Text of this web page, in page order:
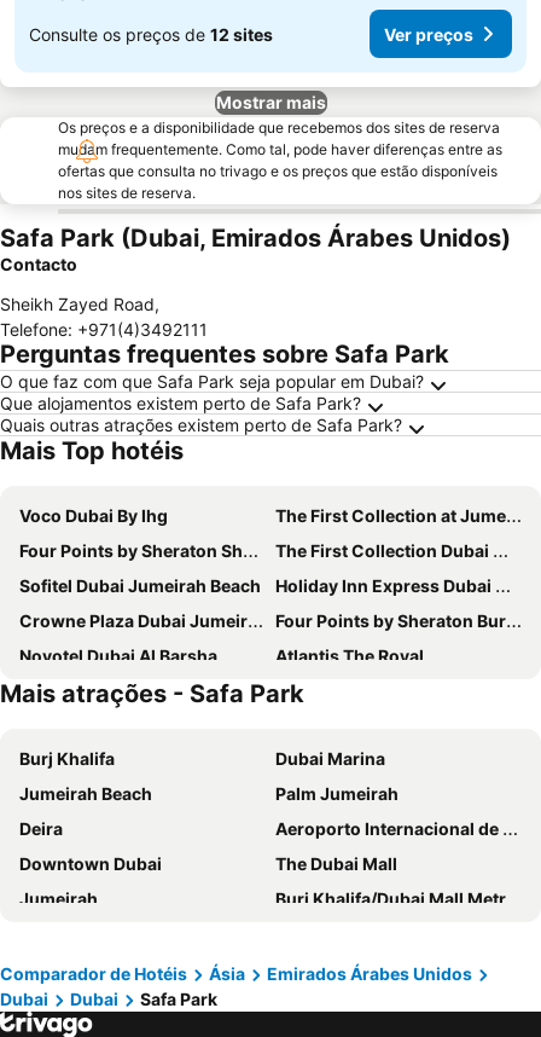
Consulte os preços de 12 sites Ver preços
Mostrar mais
Os preços e a disponibilidade que recebemos dos sites de reserva
mudam frequentemente. Como tal, pode haver diferenças entre as
ofertas que consulta no trivago e os preços que estão disponíveis
nos sites de reserva.
Safa Park (Dubai, Emirados Árabes Unidos)
Contacto
Sheikh Zayed Road,
Telefone: +971(4)3492111
Perguntas frequentes sobre Safa Park
O que faz com que Safa Park seja popular em Dubai?
Que alojamentos existem perto de Safa Park?
Quais outras atrações existem perto de Safa Park?
Mais Top hotéis
Voco Dubai By Ihg
The First Collection at Jumeirah Village Circle, a Tribute Portfolio Hotel
Four Points by Sheraton Sheikh Zayed Road, Dubai
The First Collection Dubai Marina
Sofitel Dubai Jumeirah Beach
Holiday Inn Express Dubai Airport By Ihg
Crowne Plaza Dubai Jumeirah By Ihg
Four Points by Sheraton Bur Dubai
Novotel Dubai Al Barsha
Atlantis The Royal
JW Marriott Marquis Hotel Dubai
Burj Al Arab Jumeirah
DoubleTree by Hilton Dubai M Square Hotel & Residences
Grand Hyatt Dubai
Gevora Hotel
Rose Rayhaan by Rotana
Atana Hotel
Towers Rotana
Intercontinental Hotels Dubai Festival City By Ihg
The Tower Plaza Hotel
Queen Elizabeth 2
Arabian Park Dubai, an Edge by Rotana Hotel
Hyatt Place Dubai Jumeirah Residences
Swissôtel Al Murooj Dubai
Taj Dubai
Mais atrações - Safa Park
Burj Khalifa
Dubai Marina
Jumeirah Beach
Palm Jumeirah
Deira
Aeroporto Internacional de Dubai
Downtown Dubai
The Dubai Mall
Jumeirah
Burj Khalifa/Dubai Mall Metro Station
Business Bay
Corniche Beach
Yas Island
Comparador de Hotéis Ásia
Emirados Árabes Unidos
Dubai
Dubai Safa Park